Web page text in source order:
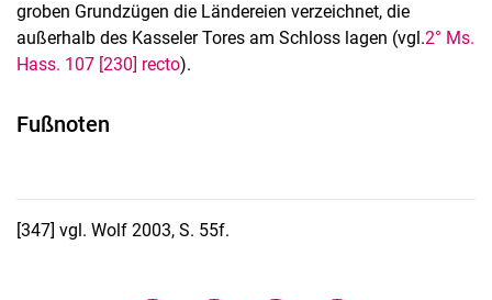
Kontakt
Projekte
Organisation
groben Grundzügen die Ländereien verzeichnet, die
außerhalb des Kasseler Tores am Schloss lagen (vgl.2° Ms.
Hass. 107 [230] recto).
Fußnoten
[347] vgl. Wolf 2003, S. 55f.